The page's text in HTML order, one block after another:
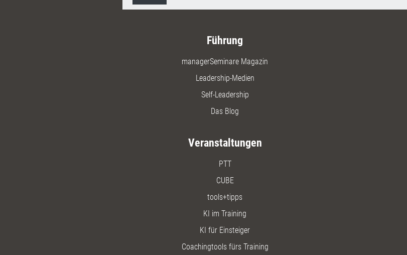
Führung
managerSeminare Magazin
Leadership-Medien
Self-Leadership
Das Blog
Veranstaltungen
PTT
CUBE
tools+tipps
KI im Training
KI für Einsteiger
Coachingtools fürs Training